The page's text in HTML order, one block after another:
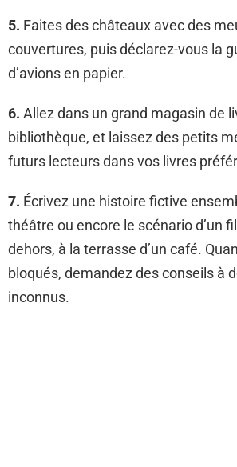
5. Faites des châteaux avec des
couvertures, puis déclarez-vous la
d’avions en papier.
6. Allez dans un grand magasin de
bibliothèque, et laissez des petits
futurs lecteurs dans vos livres
7. Écrivez une histoire fictive
théâtre ou encore le scénario d’un
dehors, à la terrasse d’un café.
bloqués, demandez des conseils à
inconnus.